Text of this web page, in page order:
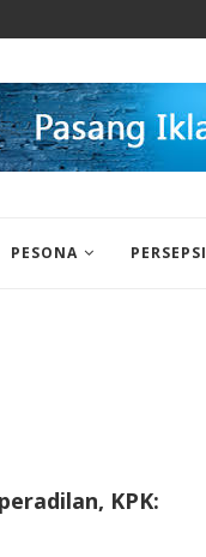
PESONA PERSEPSI
KPK: